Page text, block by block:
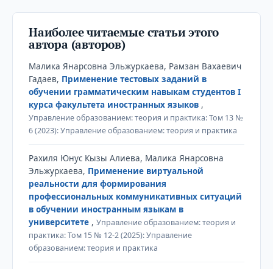
Наиболее читаемые статьи этого
автора (авторов)
Малика Янарсовна Эльжуркаева, Рамзан Вахаевич
Гадаев, Применение тестовых заданий в
обучении грамматическим навыкам студентов I
курса факультета иностранных языков ,
Управление образованием: теория и практика: Том 13 №
6 (2023): Управление образованием: теория и практика
Рахиля Юнус Кызы Алиева, Малика Янарсовна
Эльжуркаева, Применение виртуальной
реальности для формирования
профессиональных коммуникативных ситуаций
в обучении иностранным языкам в
университете , Управление образованием: теория и
практика: Том 15 № 12-2 (2025): Управление
образованием: теория и практика